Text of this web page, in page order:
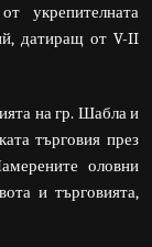
укрепителната
датиращ от V-II
на гр. Шабла и
търговия през
оловни
и търговията,